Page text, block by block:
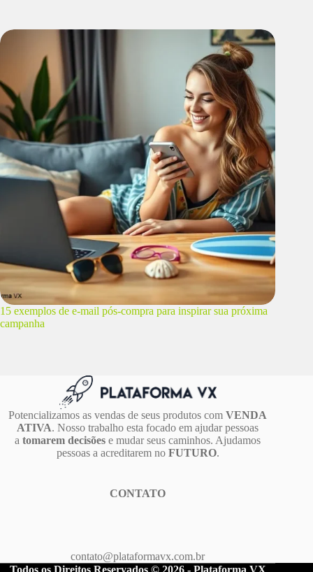
15 exemplos de e-mail pós-compra para inspirar sua próxima
campanha
Potencializamos as vendas de seus produtos comVENDA
ATIVA. Nosso trabalho esta focado em ajudar pessoas
atomarem decisões e mudar seus caminhos. Ajudamos
pessoas a acreditarem no FUTURO.
CONTATO
contato@plataformavx.com.br